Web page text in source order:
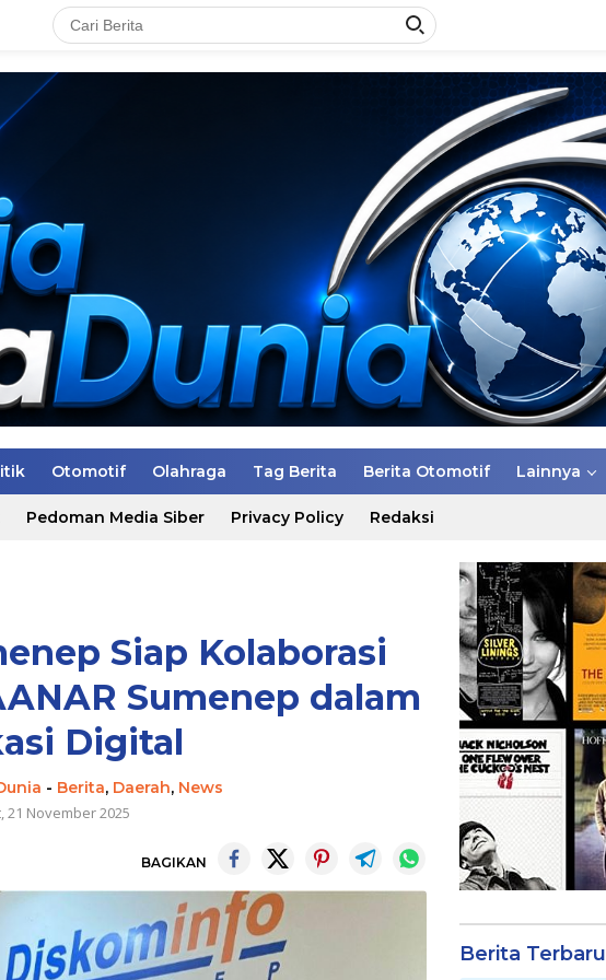
Otomotif Olahraga Tag Berita Berita Otomotif Lainnya
Pedoman Media Siber Privacy Policy Redaksi
Siap Kolaborasi
Sumenep dalam
Digital
- Berita, Daerah, News
21 November 2025
BAGIKAN
Berita Terbaru